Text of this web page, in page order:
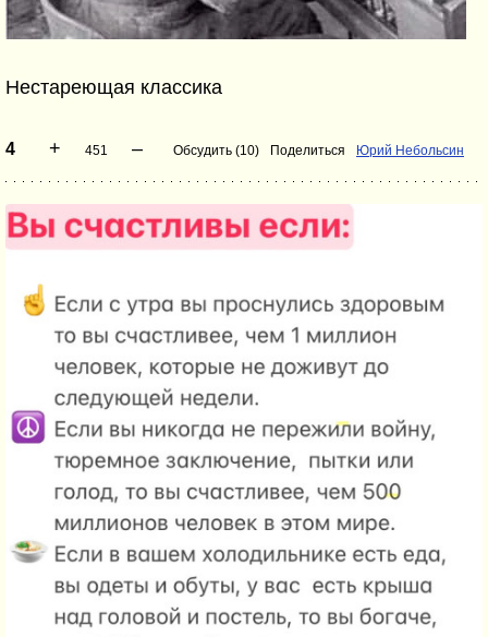
Нестареющая классика
4 + 451 – Обсудить (10) Поделиться Юрий Небольсин